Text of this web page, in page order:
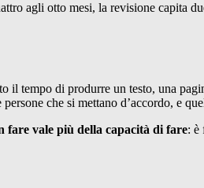
agli otto mesi, la revisione capita
il tempo di produrre un testo, una
che si mettano d’accordo, e
fare vale più della capacità di fare: è